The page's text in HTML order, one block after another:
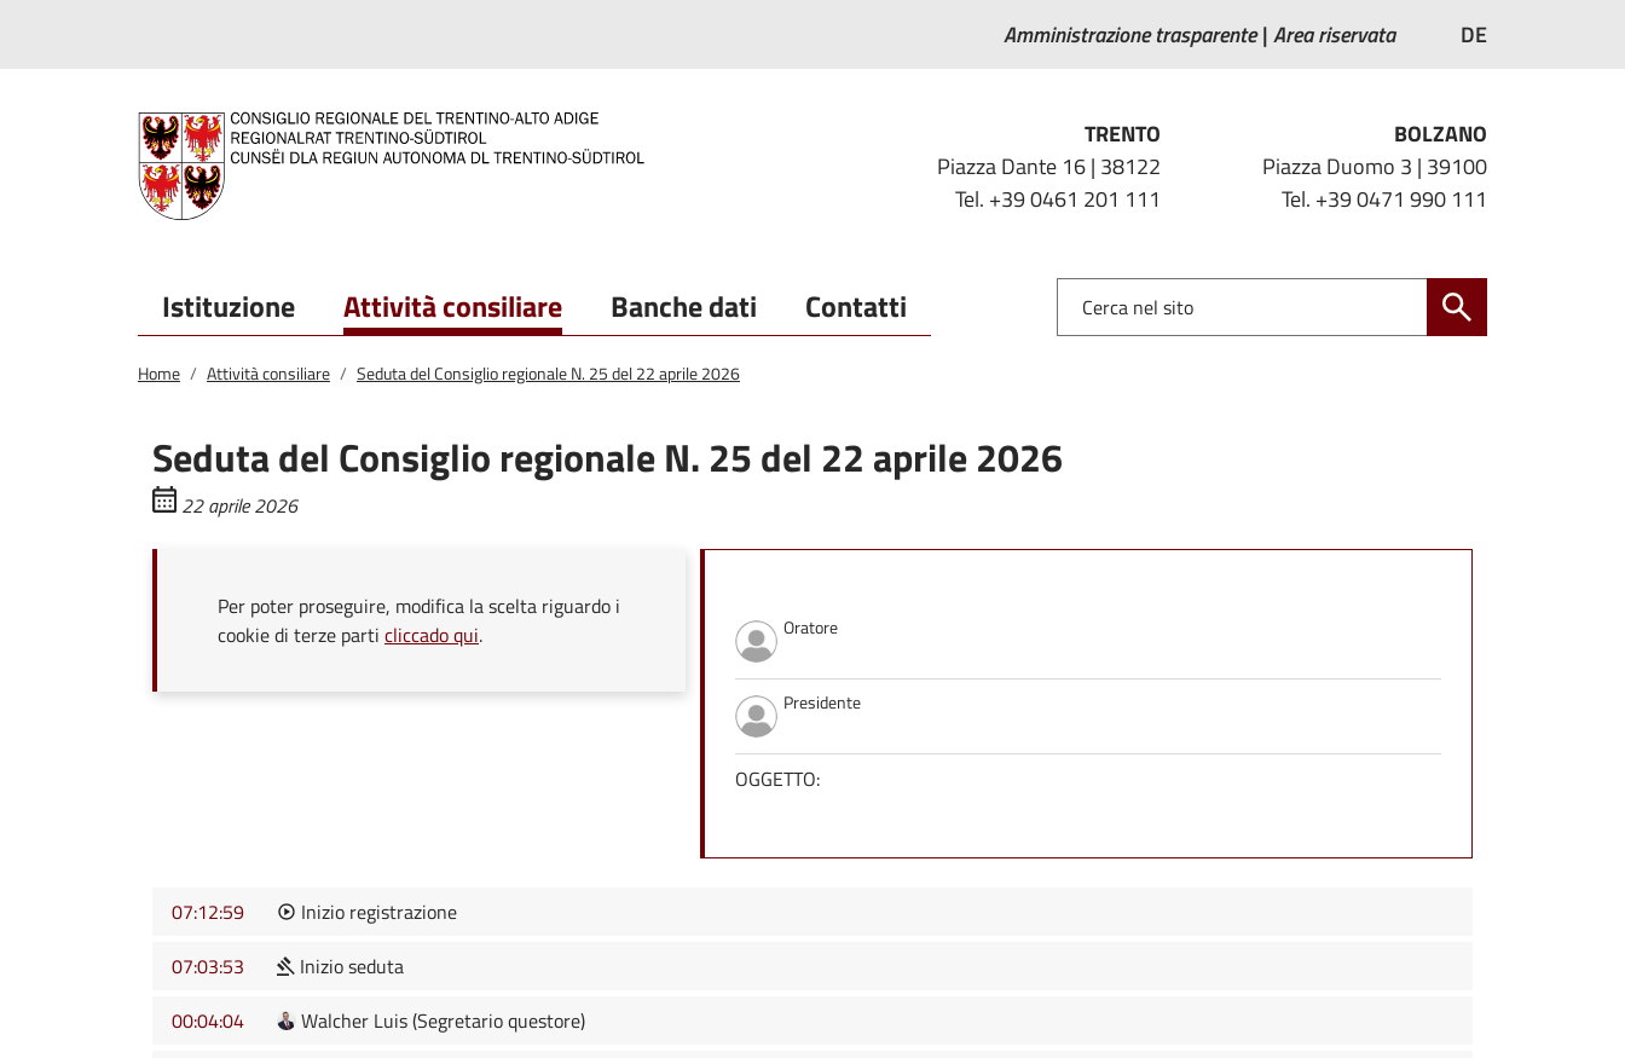
Amministrazione trasparente Area riservata DE
TRENTO
Piazza Dante 16 | 38122
Tel. +39 0461 201 111
BOLZANO
Piazza Duomo 3 | 39100
Tel. +39 0471 990 111
Istituzione Attività consiliare Banche dati Contatti
Home Attività consiliare Seduta del Consiglio regionale N. 25 del 22 aprile 2026
Seduta del Consiglio regionale N. 25 del 22 aprile 2026
22 aprile 2026
Per poter proseguire, modifica la scelta riguardo i
cookie di terze parti cliccado qui. Oratore
Presidente
OGGETTO:
07:12:59
Inizio registrazione
07:03:53
Inizio seduta
00:04:04
Walcher Luis (Segretario questore)